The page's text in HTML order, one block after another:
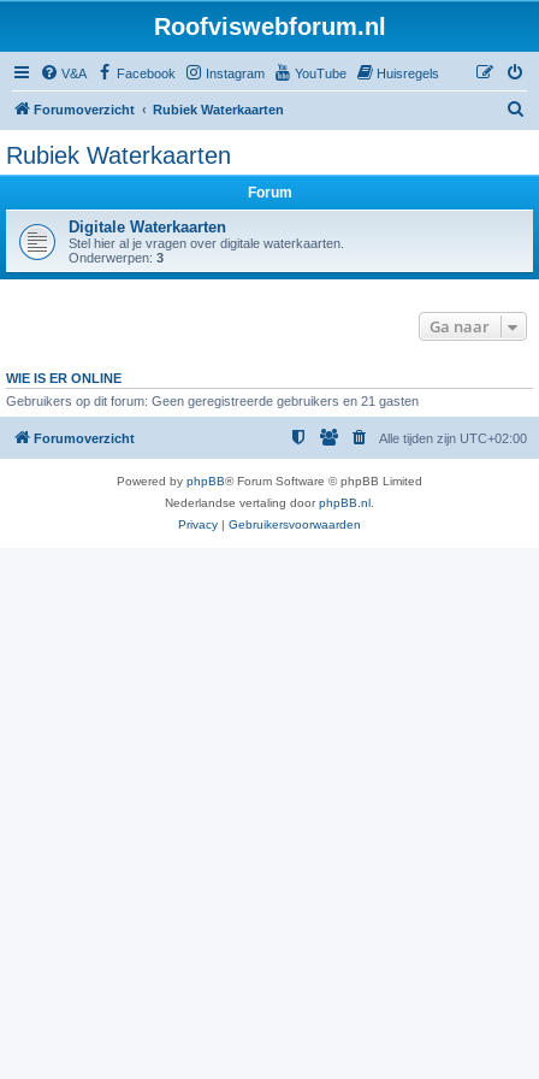
Roofviswebforum.nl
V&A Facebook Instagram YouTube Huisregels
Forumoverzicht Rubiek Waterkaarten
Rubiek Waterkaarten
Forum
Digitale Waterkaarten
Stel hier al je vragen over digitale waterkaarten.
Onderwerpen: 3
Ga naar
WIE IS ER ONLINE
Gebruikers op dit forum: Geen geregistreerde gebruikers en 21 gasten
Forumoverzicht Alle tijden zijn UTC+02:00
Powered by phpBB® Forum Software © phpBB Limited
Nederlandse vertaling doorphpBB.nl
Privacy | Gebruikersvoorwaarden